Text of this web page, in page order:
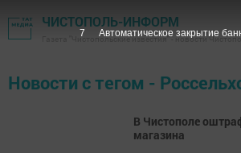
ЧИСТОПОЛЬ-ИНФОРМ
Газета "Чистопольские известия" - новости
Новости с тегом -
В Чистополе
магазина
7 Автоматическое закрытие